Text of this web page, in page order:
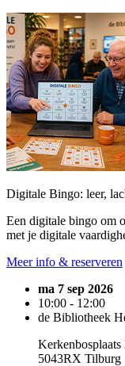
Digitale Bingo: leer,
Een digitale bingo om
met je digitale
Meer info & reserveren
ma 7 sep 2026
10:00 - 12:00
de Bibliotheek
Kerkenbosplaats
5043RX Tilburg